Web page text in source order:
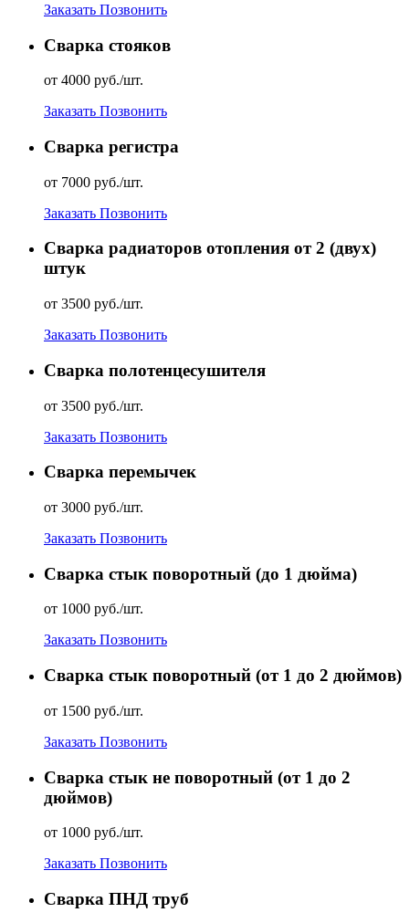
Заказать Позвонить
Сварка стояков
от 4000 руб./шт.
Заказать Позвонить
Сварка регистра
от 7000 руб./шт.
Заказать Позвонить
Сварка радиаторов отопления от 2 (двух)
штук
от 3500 руб./шт.
Заказать Позвонить
Сварка полотенцесушителя
от 3500 руб./шт.
Заказать Позвонить
Сварка перемычек
от 3000 руб./шт.
Заказать Позвонить
Сварка стык поворотный (до 1 дюйма)
от 1000 руб./шт.
Заказать Позвонить
Сварка стык поворотный (от 1 до 2 дюймов)
от 1500 руб./шт.
Заказать Позвонить
Сварка стык не поворотный (от 1 до 2
дюймов)
от 1000 руб./шт.
Заказать Позвонить
Сварка ПНД труб